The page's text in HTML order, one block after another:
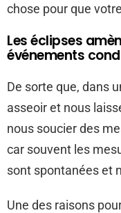
chose pour que
Les éclipses
événements
De sorte que, dans
asseoir et nous
nous soucier des
car souvent les
sont spontanées et
Une des raisons